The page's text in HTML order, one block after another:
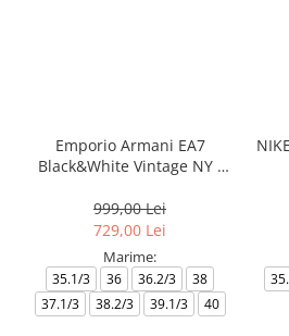
Emporio Armani EA7
Black&White Vintage NY -
999,00 Lei
729,00 Lei
Marime:
35.1/3 36 36.2/3
38
37.1/3
38.2/3 39.1/3 40